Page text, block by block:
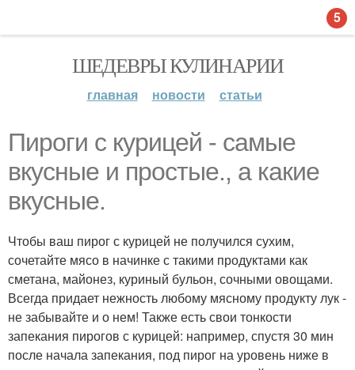
ШЕДЕВРЫ КУЛИНАРИИ
главная новости статьи
Пироги с курицей - самые
вкусные и простые., а какие
вкусные.
Чтобы ваш пирог с курицей не получился сухим,
сочетайте мясо в начинке с такими продуктами как
сметана, майонез, куриный бульон, сочными овощами.
Всегда придает нежность любому мясному продукту лук -
не забывайте и о нем! Также есть свои тонкости
запекания пирогов с курицей: например, спустя 30 мин
после начала запекания, под пирог на уровень ниже в
5